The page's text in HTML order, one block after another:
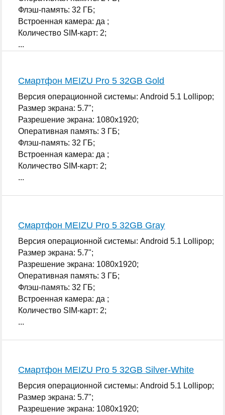
Флэш-память: 32 ГБ;
Встроенная камера: да ;
Количество SIM-карт: 2;
...
Смартфон MEIZU Pro 5 32GB Gold
Версия операционной системы: Android 5.1 Lollipop;
Размер экрана: 5.7";
Разрешение экрана: 1080x1920;
Оперативная память: 3 ГБ;
Флэш-память: 32 ГБ;
Встроенная камера: да ;
Количество SIM-карт: 2;
...
Смартфон MEIZU Pro 5 32GB Gray
Версия операционной системы: Android 5.1 Lollipop;
Размер экрана: 5.7";
Разрешение экрана: 1080x1920;
Оперативная память: 3 ГБ;
Флэш-память: 32 ГБ;
Встроенная камера: да ;
Количество SIM-карт: 2;
...
Смартфон MEIZU Pro 5 32GB Silver-White
Версия операционной системы: Android 5.1 Lollipop;
Размер экрана: 5.7";
Разрешение экрана: 1080x1920;